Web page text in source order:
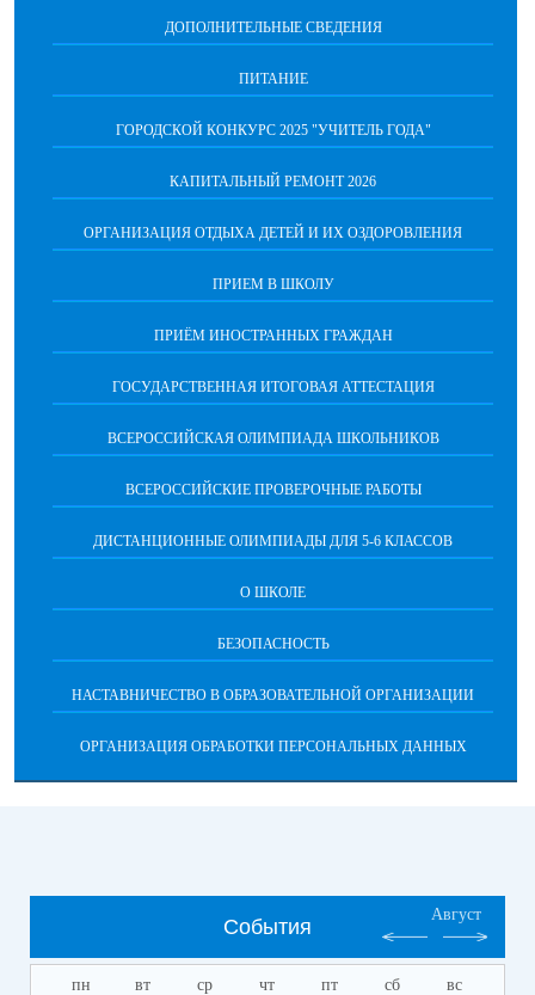
ДОПОЛНИТЕЛЬНЫЕ СВЕДЕНИЯ
ПИТАНИЕ
ГОРОДСКОЙ КОНКУРС 2025 "УЧИТЕЛЬ ГОДА"
КАПИТАЛЬНЫЙ РЕМОНТ 2026
ОРГАНИЗАЦИЯ ОТДЫХА ДЕТЕЙ И ИХ ОЗДОРОВЛЕНИЯ
ПРИЕМ В ШКОЛУ
ПРИЁМ ИНОСТРАННЫХ ГРАЖДАН
ГОСУДАРСТВЕННАЯ ИТОГОВАЯ АТТЕСТАЦИЯ
ВСЕРОССИЙСКАЯ ОЛИМПИАДА ШКОЛЬНИКОВ
ВСЕРОССИЙСКИЕ ПРОВЕРОЧНЫЕ РАБОТЫ
ДИСТАНЦИОННЫЕ ОЛИМПИАДЫ ДЛЯ 5-6 КЛАССОВ
О ШКОЛЕ
БЕЗОПАСНОСТЬ
НАСТАВНИЧЕСТВО В ОБРАЗОВАТЕЛЬНОЙ ОРГАНИЗАЦИИ
ОРГАНИЗАЦИЯ ОБРАБОТКИ ПЕРСОНАЛЬНЫХ ДАННЫХ
События
Август
пн вт ср чт пт сб вс